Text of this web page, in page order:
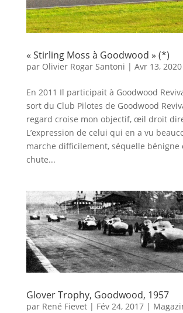
« Stirling Moss à Goodwood » (*)
par Olivier Rogar Santoni | Avr 13, 2020
En 2011 Il participait à Goodwood
sort du Club Pilotes de Goodwood
regard croise mon objectif, œil droit
L’expression de celui qui en a vu
marche difficilement, séquelle bénigne
chute...
Glover Trophy, Goodwood, 1957
par René Fievet| Fév 24, 2017|